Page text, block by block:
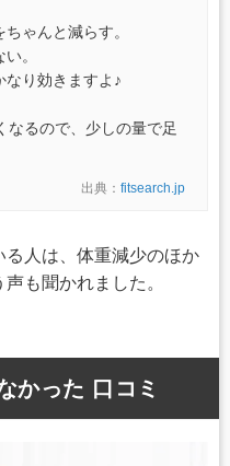
ゃんと減らす。
。
なり効きますよ♪
なるので、少しの量で足
出典： fitsearch.jp
人は、体重減少のほか
も聞かれました。
かった 口コミ